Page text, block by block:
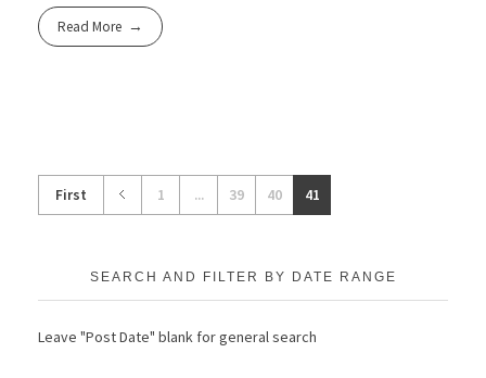
Read More
First 1 ... 39 40 41
SEARCH AND FILTER BY DATE RANGE
Leave "Post Date" blank for general search